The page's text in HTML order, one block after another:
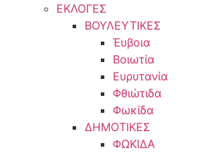
ΕΚΛΟΓΕΣ
ΒΟΥΛΕΥΤΙΚΕΣ
Έυβοια
Βοιωτία
Ευρυτανία
Φθιώτιδα
Φωκίδα
ΔΗΜΟΤΙΚΕΣ
ΦΩΚΙΔΑ